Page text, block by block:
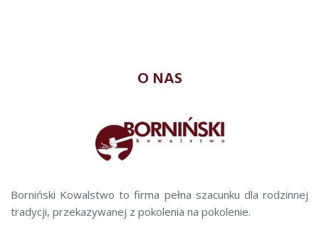
O NAS
Borniński Kowalstwo to firma pełna szacunku dla rodzinnej
tradycji, przekazywanej z pokolenia na pokolenie.